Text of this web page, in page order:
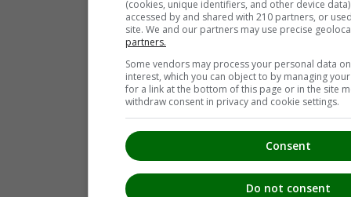
(cookies, unique identifiers, and other device
accessed by and shared with 210 partners, or
site. We and our partners may use precise
partners.
Some vendors may process your personal data
interest, which you can object to by managing
for a link at the bottom of this page or in the site
withdraw consent in privacy and cookie settings.
Consent
Do not consent